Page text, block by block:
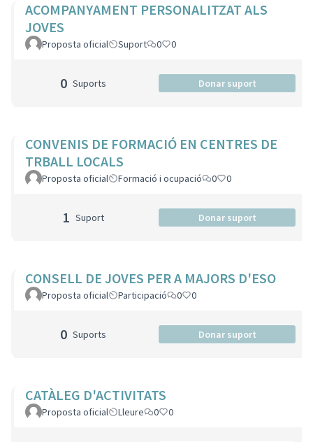
ACOMPANYAMENT PERSONALITZAT ALS
JOVES
Proposta oficial Suport 0 0
0 Suports Donar suport
CONVENIS DE FORMACIÓ EN CENTRES DE
TRBALL LOCALS
Proposta oficial Formació i ocupació 0 0
1 Suport Donar suport
CONSELL DE JOVES PER A MAJORS D'ESO
Proposta oficial Participació 0 0
0 Suports Donar suport
CATÀLEG D'ACTIVITATS
Proposta oficial Lleure 0 0